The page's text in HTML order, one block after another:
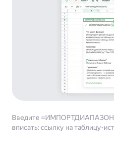
Введите =ИМПОРТДИАПАЗОНА
вписать: ссылку на таблицу-